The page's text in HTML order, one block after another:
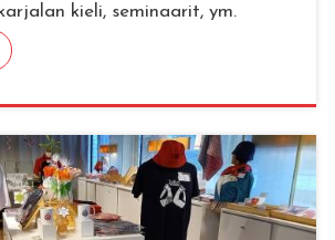
kieli, seminaarit, ym.